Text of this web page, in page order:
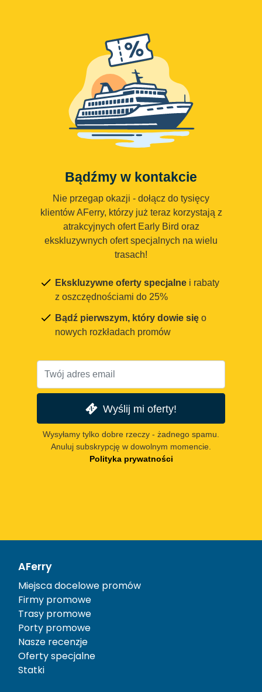
Bądźmy w kontakcie
Nie przegap okazji - dołącz do tysięcy
klientów AFerry, którzy już teraz korzystają z
atrakcyjnych ofert Early Bird oraz
ekskluzywnych ofert specjalnych na wielu
trasach!
Ekskluzywne oferty specjalne i rabaty
z oszczędnościami do 25%
Bądź pierwszym, który dowie się o
nowych rozkładach promów
Wyślij mi oferty!
Wysyłamy tylko dobre rzeczy - żadnego spamu.
Anuluj subskrypcję w dowolnym momencie.
Polityka prywatności
AFerry
Miejsca docelowe promów
Firmy promowe
Trasy promowe
Porty promowe
Nasze recenzje
Oferty specjalne
Statki